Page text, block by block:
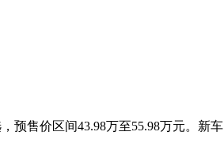
预售价区间43.98万至55.98万元。新车